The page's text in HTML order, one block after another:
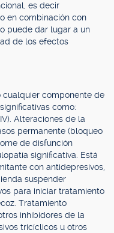
es decir
en combinación con
puede dar lugar a un
de los efectos
cualquier componente de
como:
Alteraciones de la
permanente (bloqueo
de disfunción
significativa. Está
con antidepresivos,
suspender
para iniciar tratamiento
Tratamiento
inhibidores de la
tricíclicos u otros